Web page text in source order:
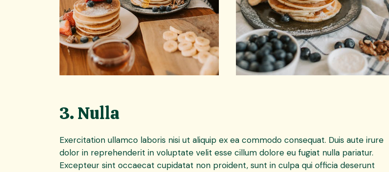
3. Nulla
Exercitation ullamco laboris nisi ut aliquip ex ea commodo consequat. Duis aute irure
dolor in reprehenderit in voluptate velit esse cillum dolore eu fugiat nulla pariatur.
Excepteur sint occaecat cupidatat non proident, sunt in culpa qui officia deserunt